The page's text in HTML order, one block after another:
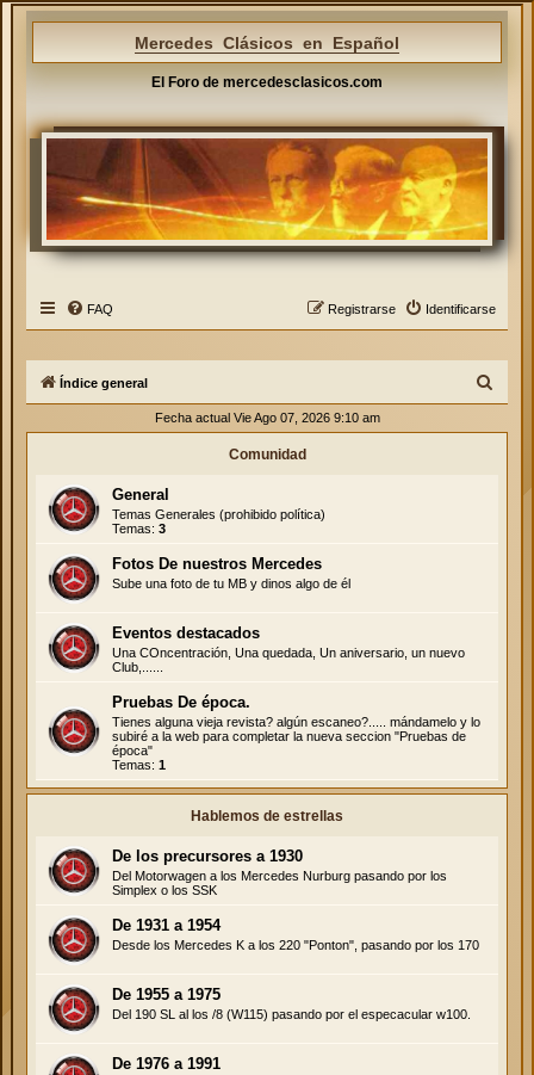
Mercedes Clásicos en Español
El Foro de mercedesclasicos.com
FAQ Identificarse
Registrarse
Índice general
Fecha actual Vie Ago 07, 2026 9:10 am
Comunidad
General
Temas Generales (prohibido política)
Temas: 3
Fotos De nuestros Mercedes
Sube una foto de tu MB y dinos algo de él
Eventos destacados
Una COncentración, Una quedada, Un aniversario, un nuevo
Club,......
Pruebas De época.
Tienes alguna vieja revista? algún escaneo?..... mándamelo y lo
subiré a la web para completar la nueva seccion "Pruebas de
época"
Temas: 1
Hablemos de estrellas
De los precursores a 1930
Del Motorwagen a los Mercedes Nurburg pasando por los
Simplex o los SSK
De 1931 a 1954
Desde los Mercedes K a los 220 "Ponton", pasando por los 170
De 1955 a 1975
Del 190 SL al los /8 (W115) pasando por el especacular w100.
De 1976 a 1991